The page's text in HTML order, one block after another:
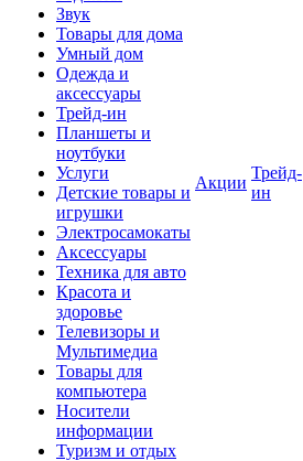
Звук
Товары для дома
Умный дом
Одежда и
аксессуары
Трейд-ин
Планшеты и
ноутбуки
Услуги
Детские товары и
игрушки
Электросамокаты
Аксессуары
Техника для авто
Красота и
здоровье
Телевизоры и
Мультимедиа
Товары для
компьютера
Носители
информации
Туризм и отдых
Акции
Трейд-
ин